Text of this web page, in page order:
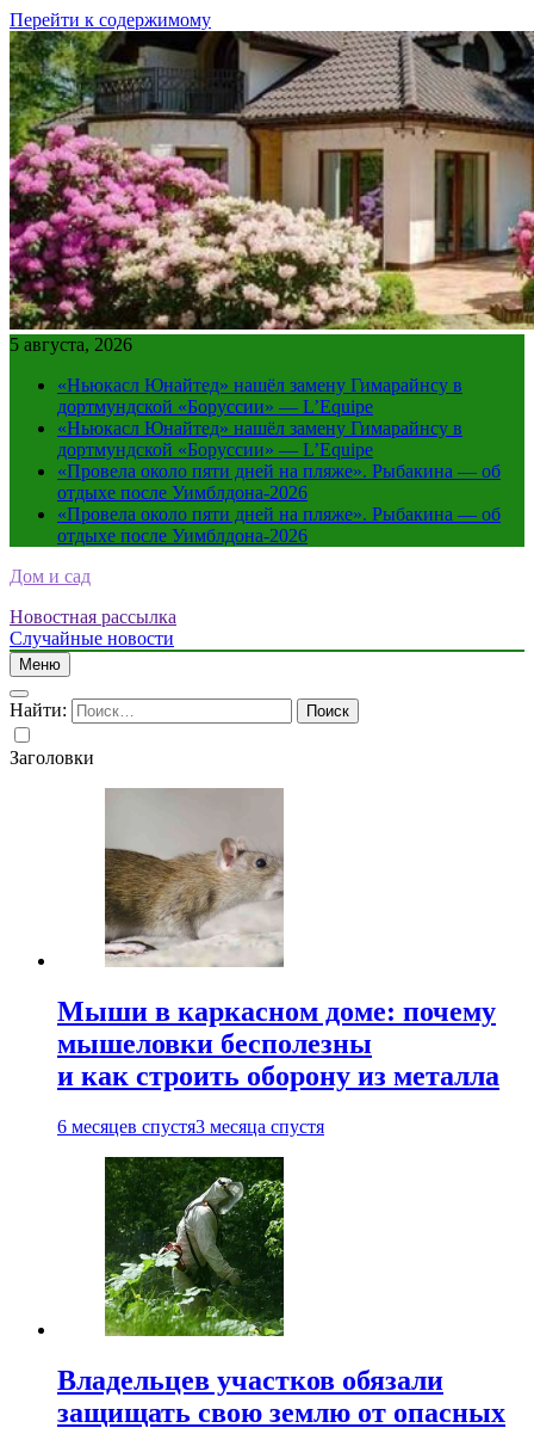
Перейти к содержимому
5 августа, 2026
«Ньюкасл Юнайтед» нашёл замену Гимарайнсу в
дортмундской «Боруссии» — L’Equipe
«Ньюкасл Юнайтед» нашёл замену Гимарайнсу в
дортмундской «Боруссии» — L’Equipe
«Провела около пяти дней на пляже». Рыбакина — об
отдыхе после Уимблдона-2026
«Провела около пяти дней на пляже». Рыбакина — об
отдыхе после Уимблдона-2026
Дом и сад
Новостная рассылка
Случайные новости
Меню
Найти:
Заголовки
Мыши в каркасном доме: почему
мышеловки бесполезны
и как строить оборону из металла
6 месяцев спустя3 месяца спустя
Владельцев участков обязали
защищать свою землю от опасных